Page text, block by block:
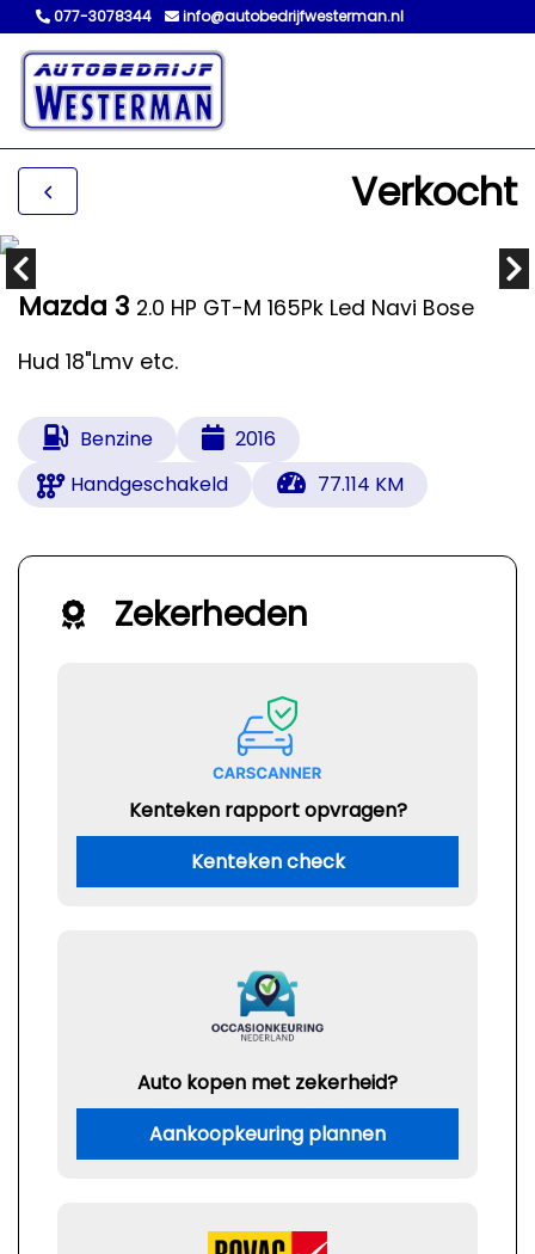
077-3078344 info@autobedrijfwesterman.nl
Verkocht
Mazda 3 2.0 HP GT-M 165Pk Led Navi Bose
Hud 18"Lmv etc.
Benzine
2016
Handgeschakeld
77.114 KM
Zekerheden
Kenteken rapport opvragen?
Kenteken check
Auto kopen met zekerheid?
Aankoopkeuring plannen